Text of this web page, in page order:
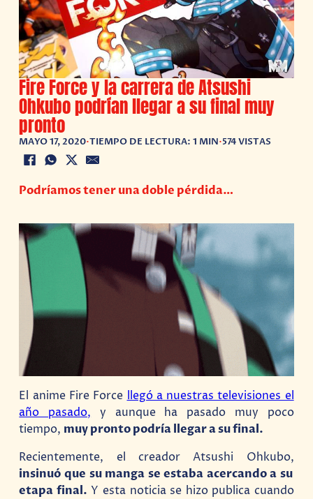
Fire Force y la carrera de Atsushi
Ohkubo podrían llegar a su final muy
pronto
MAYO 17, 2020•TIEMPO DE LECTURA: 1 MIN•574 VISTAS
Podríamos tener una doble pérdida…
El anime Fire Force llegó a nuestras televisiones el
año pasado, y aunque ha pasado muy poco
tiempo, muy pronto podría llegar a su final.
Recientemente, el creador Atsushi Ohkubo,
insinuó que su manga se estaba acercando a su
etapa final. Y esta noticia se hizo publica cuando